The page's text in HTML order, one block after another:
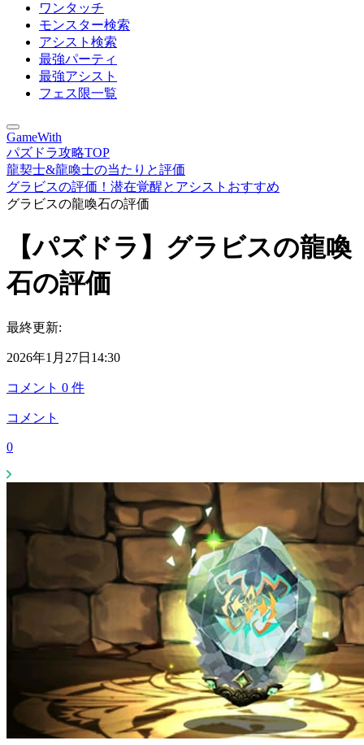
ワンタッチ
モンスター検索
アシスト検索
最強パーティ
最強アシスト
フェス限一覧
GameWith
パズドラ攻略TOP
龍契士&龍喚士の当たりと評価
グラビスの評価！潜在覚醒とアシストおすすめ
グラビスの龍喚石の評価
【パズドラ】グラビスの龍喚
石の評価
最終更新:
2026年1月27日14:30
コメント 0 件
コメント
0